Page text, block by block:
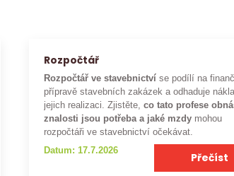
Rozpočtář
Rozpočtář ve stavebnictví se podílí na
přípravě stavebních zakázek a odhaduje
jejich realizaci. Zjistěte,co tato profese
znalosti jsou potřeba a jaké mzdy mohou
rozpočtáři ve stavebnictví očekávat.
Datum: 17.7.2026
Přečíst